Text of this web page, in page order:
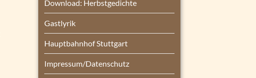
Download: Herbstgedichte
Gastlyrik
Hauptbahnhof Stuttgart
Impressum/Datenschutz